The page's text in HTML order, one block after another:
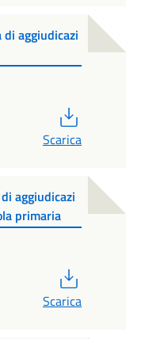
aggiudicazi
Scarica
aggiudicazi
primaria
Scarica